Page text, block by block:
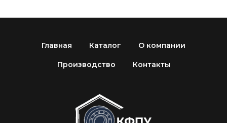
Главная Каталог О компании
Производство Контакты